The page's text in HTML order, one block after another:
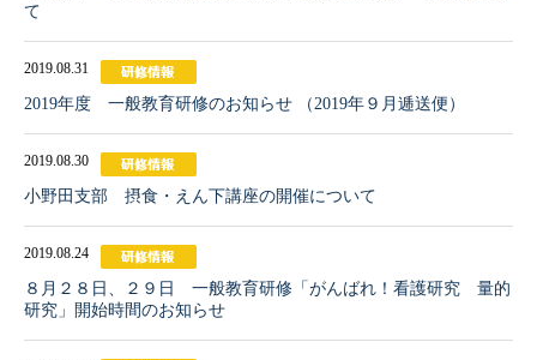
て
2019.08.31
2019年度 一般教育研修のお知らせ （2019年９月逓送便）
2019.08.30
小野田支部 摂食・えん下講座の開催について
2019.08.24
８月２８日、２９日 一般教育研修「がんばれ！看護研究 量的
研究」開始時間のお知らせ